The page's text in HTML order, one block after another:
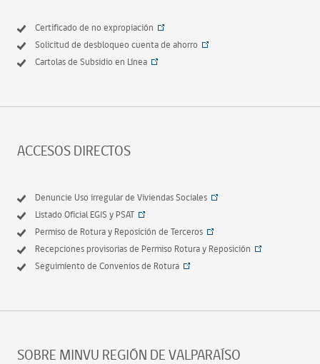
Certificado de no expropiación
Solicitud de desbloqueo cuenta de ahorro
Cartolas de Subsidio en Línea
ACCESOS DIRECTOS
Denuncie Uso irregular de Viviendas Sociales
Listado Oficial EGIS y PSAT
Permiso de Rotura y Reposición de Terceros
Recepciones provisorias de Permiso Rotura y Reposición
Seguimiento de Convenios de Rotura
SOBRE MINVU REGIÓN DE VALPARAÍSO